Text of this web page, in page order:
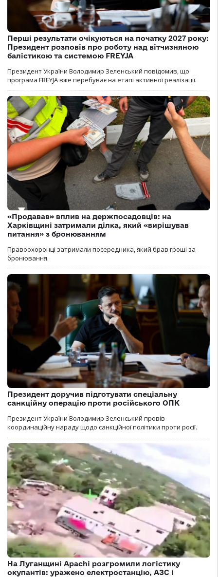
Перші результати очікуються на початку 2027 року:
Президент розповів про роботу над вітчизняною
балістикою та системою FREYJA
Президент України Володимир Зеленський повідомив, що
програма FREYJA вже перебуває на етапі активної реалізації.
«Продавав» вплив на держпосадовців: на
Харківщині затримали ділка, який «вирішував
питання» з бронюванням
Правоохоронці затримали посередника, який брав гроші за
бронювання.
Президент доручив підготувати спеціальну
санкційну операцію проти російського ОПК
Президент України Володимир Зеленський провів
координаційну нараду щодо санкційної політики проти росії.
На Луганщині Apachi розгромили логістику
окупантів: уражено електростанцію, АЗС і